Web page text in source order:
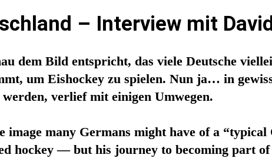
– Interview mit
dem Bild entspricht, das viele Deutsche
um Eishockey zu spielen. Nun ja… in
verlief mit einigen Umwegen.
image many Germans might have of a
hockey — but his journey to becoming part